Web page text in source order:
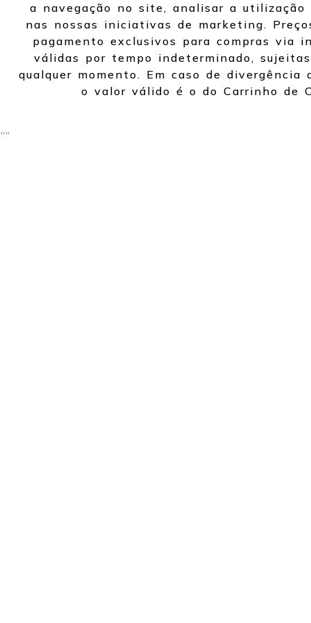
a navegação no site, analisar a
nas nossas iniciativas de marketing.
pagamento exclusivos para compras via
válidas por tempo indeterminado,
qualquer momento. Em caso de divergência
o valor válido é o do Carrinho de
""